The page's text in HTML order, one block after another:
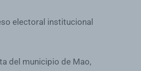
electoral institucional
del municipio de Mao,